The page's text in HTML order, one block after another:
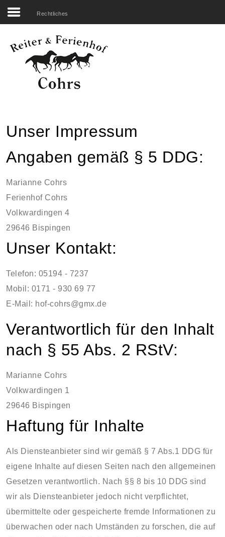
Startseite
Unser Hof
Genießen
Rechtliches
Rechtliches
Search
Unser Impressum
Angaben gemäß § 5 DDG:
Marianne Cohrs
Ferienhof Cohrs
Volkwardingen 4
29646 Bispingen
Unser Kontakt:
Telefon: 05194 - 7237
Mobil: 0171 - 930 69 77
E-Mail: hof-cohrs@gmx.de
Verantwortlich für den Inhalt
nach § 55 Abs. 2 RStV:
Marianne Cohrs
Volkwardingen 1
29646 Bispingen
Haftung für Inhalte
Als Diensteanbieter sind wir gemäß § 7 Abs.1 DDG für
eigene Inhalte auf diesen Seiten nach den allgemeinen
Gesetzen verantwortlich. Nach §§ 8 bis 10 DDG sind
wir als Diensteanbieter jedoch nicht verpflichtet,
übermittelte oder gespeicherte fremde Informationen zu
überwachen oder nach Umständen zu forschen, die auf